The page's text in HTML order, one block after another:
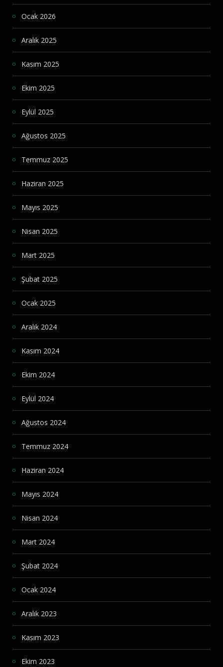
Ocak 2026
Aralık 2025
Kasım 2025
Ekim 2025
Eylül 2025
Ağustos 2025
Temmuz 2025
Haziran 2025
Mayıs 2025
Nisan 2025
Mart 2025
Şubat 2025
Ocak 2025
Aralık 2024
Kasım 2024
Ekim 2024
Eylül 2024
Ağustos 2024
Temmuz 2024
Haziran 2024
Mayıs 2024
Nisan 2024
Mart 2024
Şubat 2024
Ocak 2024
Aralık 2023
Kasım 2023
Ekim 2023